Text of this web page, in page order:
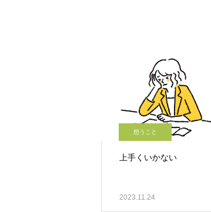
想うこと
上手くいかない
2023.11.24